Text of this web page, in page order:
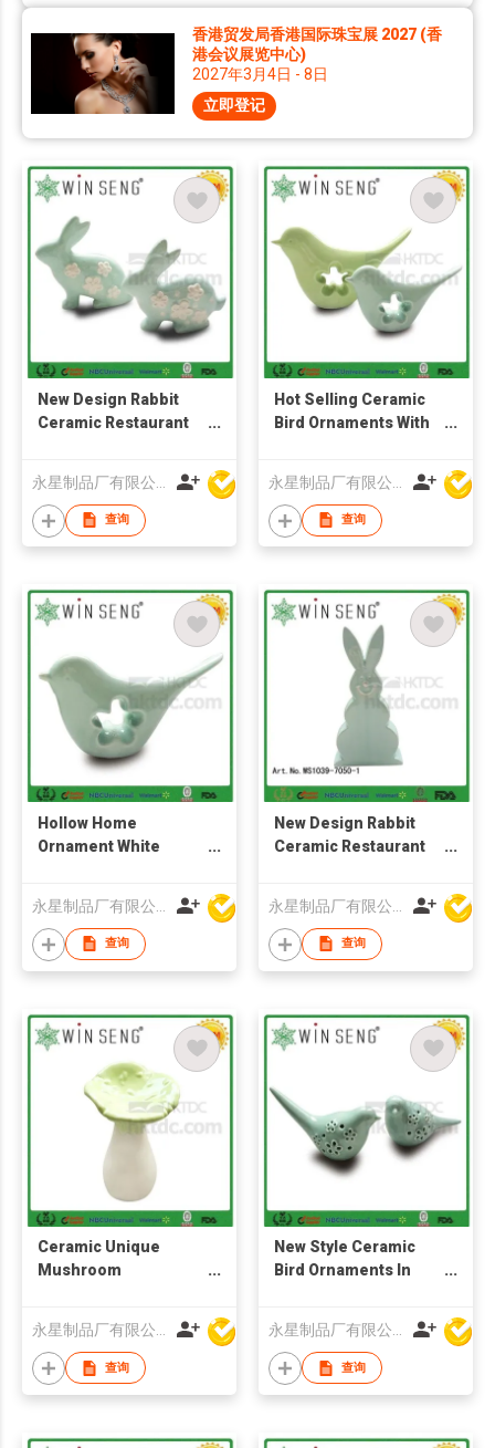
香港贸发局香港国际珠宝展 2027 (香
港会议展览中心)
2027年3月4日 - 8日
立即登记
New Design Rabbit
Ceramic Restaurant
查询
Hot Selling Ceramic
Bird Ornaments With
查询
Hollow Home
Ornament White
查询
New Design Rabbit
Ceramic Restaurant
查询
Ceramic Unique
Mushroom
永星制品厂有限公司
查询
New Style Ceramic
Bird Ornaments In
永星制品厂有限公司
查询